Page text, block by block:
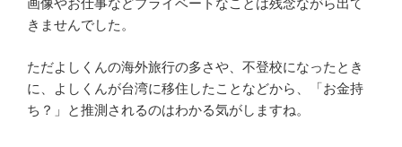
画像やお仕事などプライベートなことは残念ながら出て
きませんでした。
ただよしくんの海外旅行の多さや、不登校になったとき
に、よしくんが台湾に移住したことなどから、「お金持
ち？」と推測されるのはわかる気がしますね。